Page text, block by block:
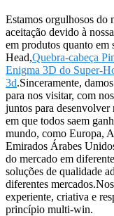
Estamos orgulhosos do
aceitação devido à
em produtos quanto
Head,Quebra-cabeça
Enigma 3D do Super-
3d.Sinceramente,
para nos visitar, com
juntos para
em que todos saem
mundo, como Europa,
Emirados Árabes
do mercado em
soluções de qualidade
diferentes
experiente, criativa e
princípio multi-win.